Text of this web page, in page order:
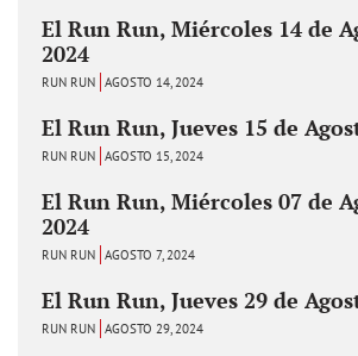
El Run Run, Miércoles 14 de
2024
RUN RUN AGOSTO 14, 2024
El Run Run, Jueves 15 de
RUN RUN AGOSTO 15, 2024
El Run Run, Miércoles 07 de
2024
RUN RUN AGOSTO 7, 2024
El Run Run, Jueves 29 de
RUN RUN AGOSTO 29, 2024